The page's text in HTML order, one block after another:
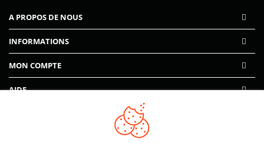
A PROPOS DE NOUS
INFORMATIONS
MON COMPTE
AIDE